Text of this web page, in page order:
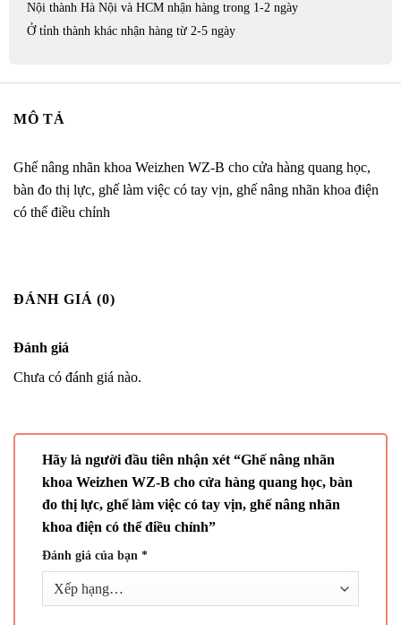
Nội thành Hà Nội và HCM nhận hàng trong 1-2 ngày
Ở tỉnh thành khác nhận hàng từ 2-5 ngày
MÔ TẢ
Ghế nâng nhãn khoa Weizhen WZ-B cho cửa hàng quang học,
bàn đo thị lực, ghế làm việc có tay vịn, ghế nâng nhãn khoa điện
có thể điều chỉnh
ĐÁNH GIÁ (0)
Đánh giá
Chưa có đánh giá nào.
Hãy là người đầu tiên nhận xét “Ghế nâng nhãn
khoa Weizhen WZ-B cho cửa hàng quang học, bàn
đo thị lực, ghế làm việc có tay vịn, ghế nâng nhãn
khoa điện có thể điều chỉnh”
Đánh giá của bạn *